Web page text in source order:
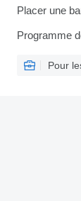
Placer une
Programme
Pour